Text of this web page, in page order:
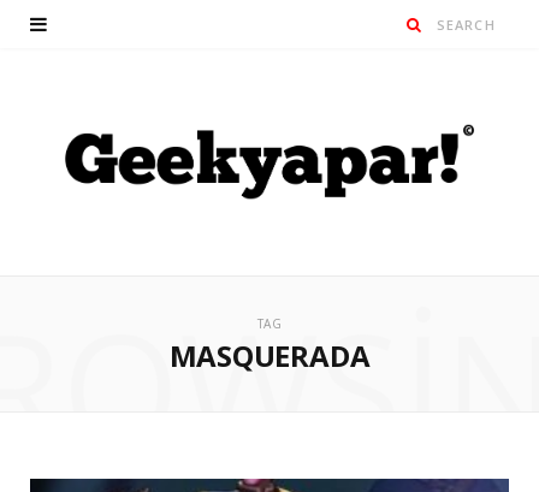
TAG
MASQUERADA